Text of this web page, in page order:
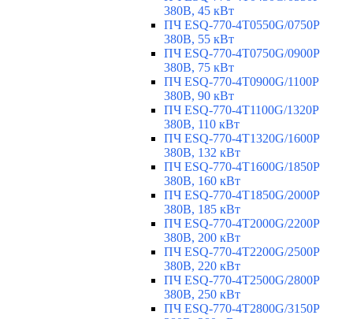
380В, 45 кВт
ПЧ ESQ-770-4T0550G/0750P
380В, 55 кВт
ПЧ ESQ-770-4T0750G/0900P
380В, 75 кВт
ПЧ ESQ-770-4T0900G/1100P
380В, 90 кВт
ПЧ ESQ-770-4T1100G/1320P
380В, 110 кВт
ПЧ ESQ-770-4T1320G/1600P
380В, 132 кВт
ПЧ ESQ-770-4T1600G/1850P
380В, 160 кВт
ПЧ ESQ-770-4T1850G/2000P
380В, 185 кВт
ПЧ ESQ-770-4T2000G/2200P
380В, 200 кВт
ПЧ ESQ-770-4T2200G/2500P
380В, 220 кВт
ПЧ ESQ-770-4T2500G/2800P
380В, 250 кВт
ПЧ ESQ-770-4T2800G/3150P